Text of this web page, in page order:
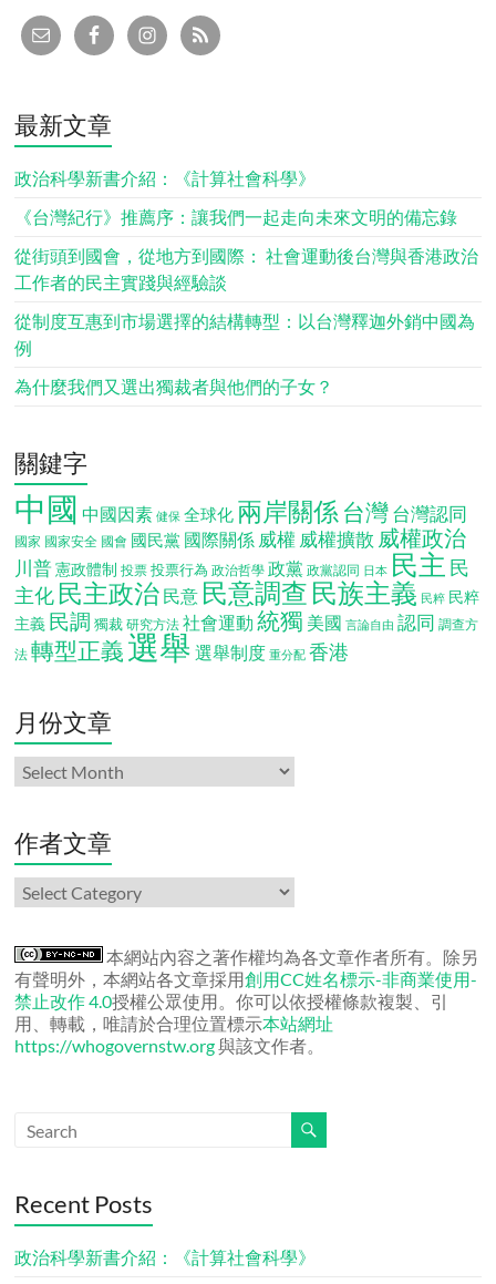
最新文章
政治科學新書介紹：《計算社會科學》
《台灣紀行》推薦序：讓我們一起走向未來文明的備忘錄
從街頭到國會，從地方到國際： 社會運動後台灣與香港政治
工作者的民主實踐與經驗談
從制度互惠到市場選擇的結構轉型：以台灣釋迦外銷中國為
例
為什麼我們又選出獨裁者與他們的子女？
關鍵字
中國 中國因素 健保 全球化 兩岸關係 台灣台灣認同
國家 國家安全 國會 國民黨 國際關係 威權 威權擴散 威權政治
川普 憲政體制 投票 投票行為 政治哲學 政黨 政黨認同 日本 民主 民
主化 民主政治 民意 民意調查 民族主義 民粹 民粹
主義 民調 獨裁 研究方法 社會運動 統獨 美國 言論自由 認同 調查方
法 轉型正義 選舉 選舉制度 重分配 香港
月份文章
月
份
章
作者文章
作
者
章
本網站內容之著作權均為各文章作者所有。除另
有聲明外，本網站各文章採用創用CC姓名標示-非商業使用-
禁止改作 4.0授權公眾使用。你可以依授權條款複製、引
用、轉載，唯請於合理位置標示本站網址
https://whogovernstw.org與該文作者。
Recent Posts
政治科學新書介紹：《計算社會科學》